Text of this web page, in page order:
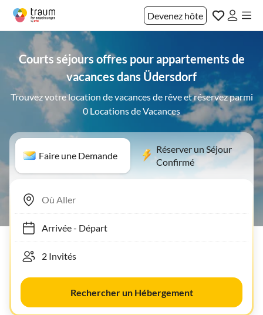
Devenez hôte
Courts séjours offres pour appartements de
vacances dans Üdersdorf
Trouvez votre location de vacances de rêve et réservez parmi
0 Locations de Vacances
Faire une Demande
Réserver un Séjour
Confirmé
Arrivée- Départ
Rechercher un Hébergement